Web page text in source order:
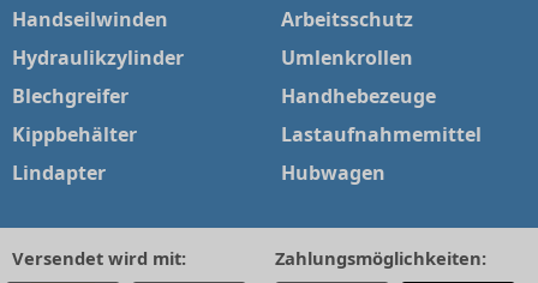
Handseilwinden
Hydraulikzylinder
Blechgreifer
Kippbehälter
Lindapter
Arbeitsschutz
Umlenkrollen
Handhebezeuge
Lastaufnahmemittel
Hubwagen
Versendet wird mit: Zahlungsmöglichkeiten: